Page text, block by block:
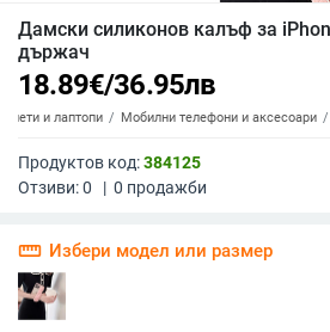
Дамски силиконов калъф за
държач
18.89€/36.95лв
и лаптопи Мобилни телефони и аксесоари
Продуктов код:384125
Отзиви:0 | 0 продажби
straighten Избери модел или размер